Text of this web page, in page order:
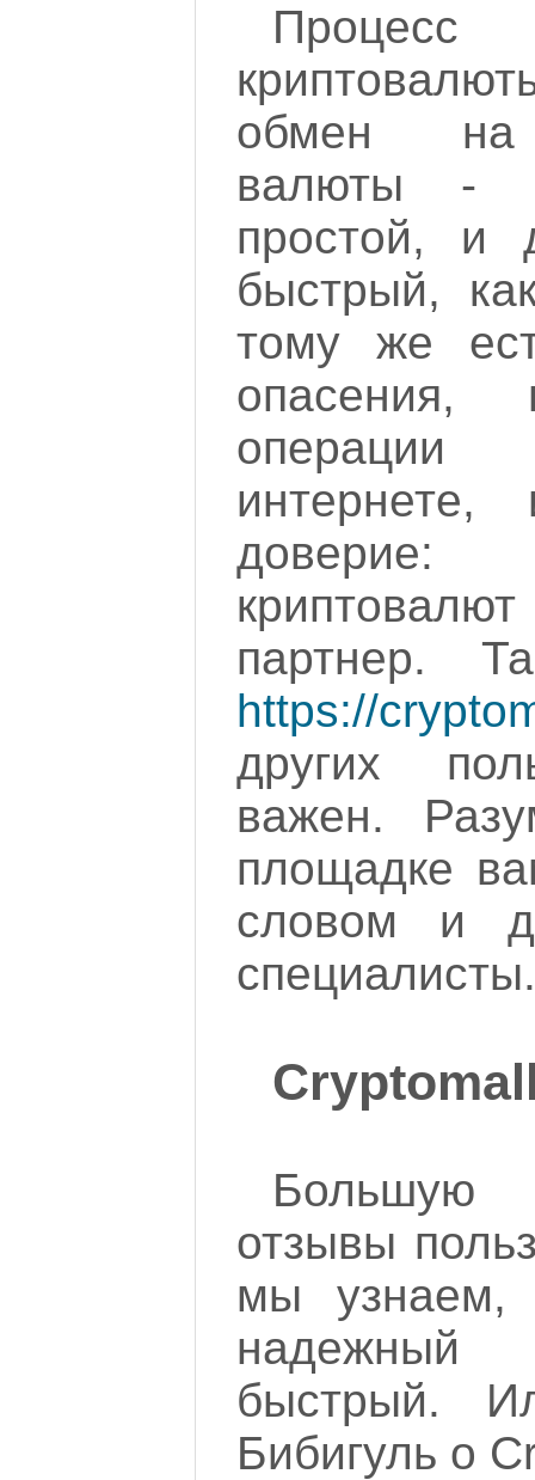
обмен на
валюты -
простой, и
быстрый,
тому же
операции
партнер.
https://
других
важен.
площадке
словом и
специалисты.
отзывы
мы узнаем,
надежный
быстрый.
Бибигуль о